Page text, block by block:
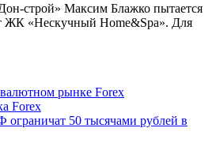
строй» Максим Блажко пытается
ЖК «Нескучный Home&Spa». Для
валютном рынке Forex
Forex